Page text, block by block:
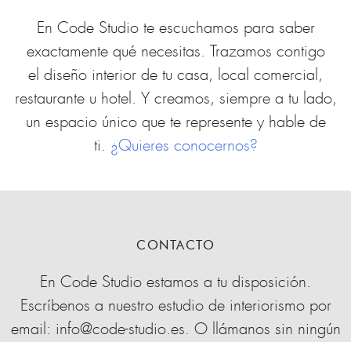
En Code Studio te escuchamos para saber
exactamente qué necesitas. Trazamos contigo
el diseño interior de tu casa, local comercial,
restaurante u hotel. Y creamos, siempre a tu lado,
un espacio único que te represente y hable de
ti. ¿Quieres conocernos?
CONTACTO
En Code Studio estamos a tu disposición.
Escríbenos a nuestro estudio de interiorismo por
email: info@code-studio.es. O llámanos sin ningún